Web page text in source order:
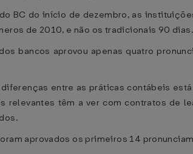
BC do início de dezembro, as
de 2010, e não os tradicionais 90 dias.
bancos aprovou apenas quatro
entre as práticas contábeis
relevantes têm a ver com contratos de
aprovados os primeiros 14